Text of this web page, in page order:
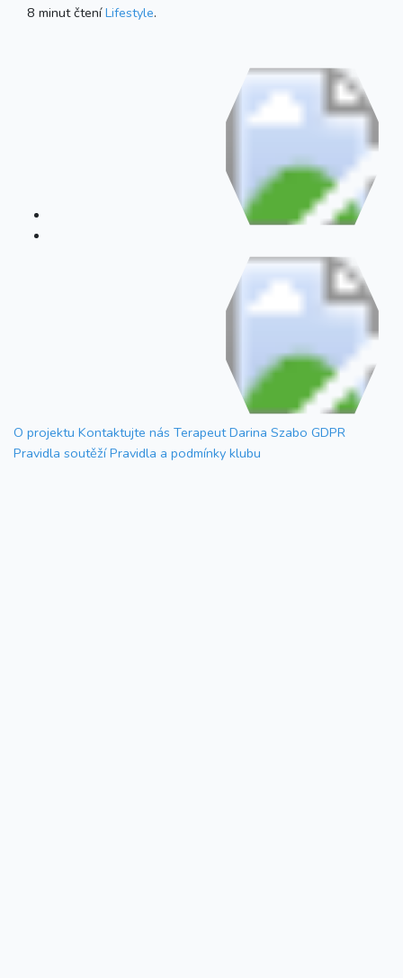
8 minut čtení Lifestyle.
O projektu Kontaktujte nás Terapeut Darina Szabo GDPR
Pravidla soutěží Pravidla a podmínky klubu